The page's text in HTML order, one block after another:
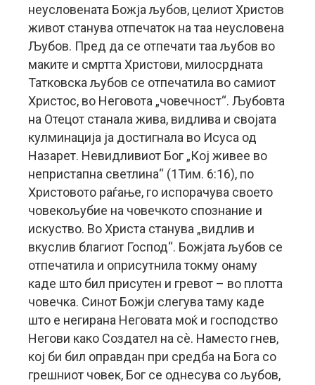
неусловената Божја љубов, целиот Христов
живот станува отпечаток на таа неусловена
Љубов. Пред да се отпечати таа љубов во
маките и смртта Христови, милосрдната
Татковска љубов се отпечатила во самиот
Христос, во Неговота „човечност“. Љубовта
на Отецот станала жива, видлива и својата
кулминација ја достигнала во Исуса од
Назарет. Невидливиот Бог „Кој живее во
непристапна светлина“ (1Тим. 6:16), по
Христовото раѓање, го испорачува своето
човекољубие на човечкото спознание и
искуство. Во Христа станува „видлив и
вкуслив благиот Господ“. Божјата љубов се
отпечатила и оприсутнила токму онаму
каде што бил присутен и гревот – во плотта
човечка. Синот Божји слегува таму каде
што е негирана Неговата моќ и господство
Негови како Создател на сѐ. Наместо гнев,
кој би бил оправдан при средба на Бога со
грешниот човек, Бог се однесува со љубов,